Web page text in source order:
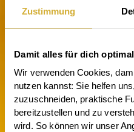
Zustimmung
Damit alles für dich
Wir verwenden Cookies,
nutzen kannst: Sie helfen
zuzuschneiden, praktische
bereitzustellen und zu
wird. So können wir unser